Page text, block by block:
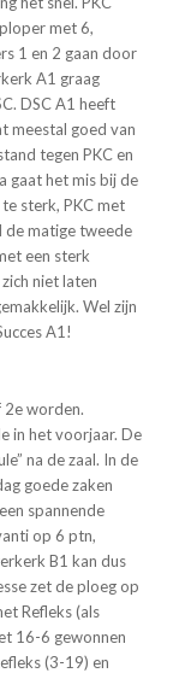
met 6,
1 en 2 gaan door
A1 graag
DSC A1 heeft
meestal goed van
tegen PKC en
gaat het mis bij de
sterk, PKC met
de matige tweede
een sterk
niet laten
Wel zijn
A1!
2e worden.
in het voorjaar. De
na de zaal. In de
goede zaken
spannende
op 6 ptn,
B1 kan dus
zet de ploeg op
Refleks (als
16-6 gewonnen
(3-19) en